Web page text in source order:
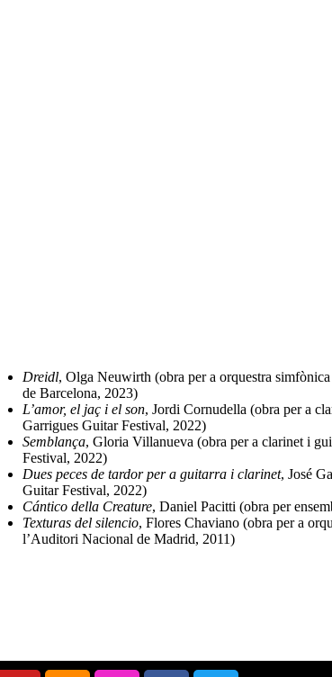
Dreidl, Olga Neuwirth (obra per a orquestra
de Barcelona, 2023)
L’amor, el jaç i el son, Jordi Cornudella (obra per a
Garrigues Guitar Festival, 2022)
Semblança, Gloria Villanueva (obra per a clarinet i
Festival, 2022)
Dues peces de tardor per a guitarra i clarinet, José
Guitar Festival, 2022)
Cántico della Creature, Daniel Pacitti (obra per
Texturas del silencio, Flores Chaviano (obra per a
l’Auditori Nacional de Madrid, 2011)